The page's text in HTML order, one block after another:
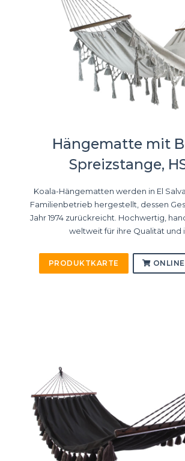
Hängematte mit
Spreizstange,
Koala-Hängematten werden in El
Familienbetrieb hergestellt, dessen
Jahr 1974 zurückreicht. Hochwertig,
weltweit für ihre Qualität und
PRODUKTKARTE